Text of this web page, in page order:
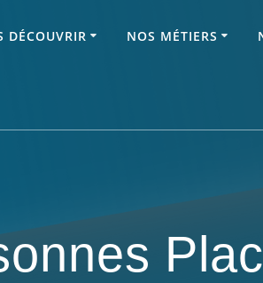
DÉCOUVRIR NOS MÉTIERS